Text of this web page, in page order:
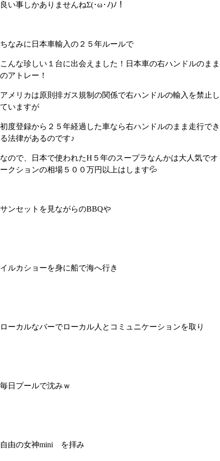
良い事しかありませんねΣ(･ω･ﾉ)ﾉ！
ちなみに日本車輸入の２５年ルールで
こんな珍しい１台に出会えました！日本車の右ハンドルのまま
のアトレー！
アメリカは原則排ガス規制の関係で右ハンドルの輸入を禁止し
ていますが
初度登録から２５年経過した車なら右ハンドルのまま走行でき
る法律があるのです♪
なので、日本で使われたH５年のスープラなんかは大人気でオ
ークションの相場５００万円以上はします💦
サンセットを見ながらのBBQや
イルカショーを身に船で海へ行き
ローカルなバーでローカル人とコミュニケーションを取り
毎日プールで沈みｗ
自由の女神mini を拝み